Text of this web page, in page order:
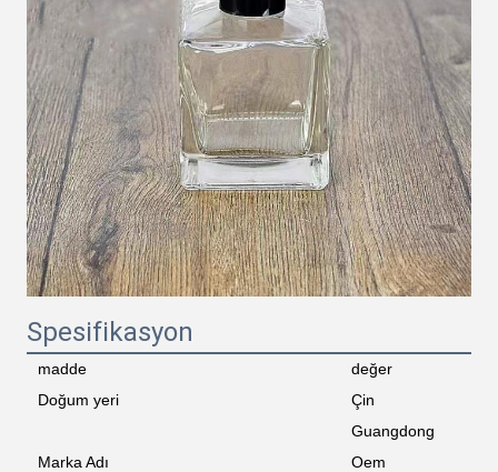
Sunmak
Spesifikasyon
madde
değer
Doğum yeri
Çin
Guangdong
Marka Adı
Oem